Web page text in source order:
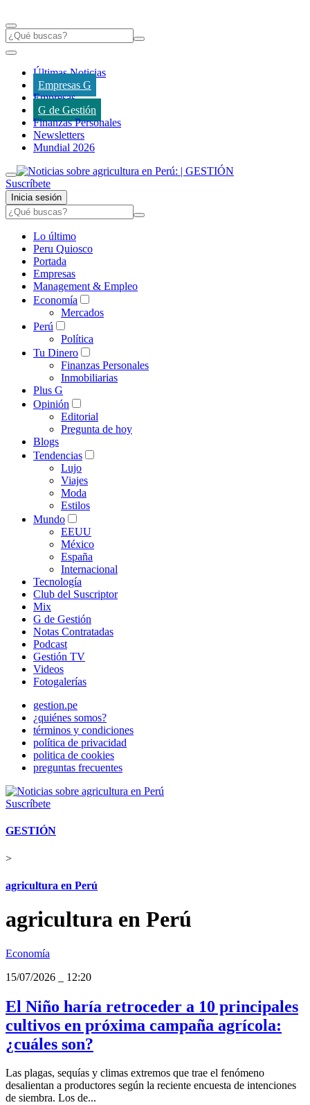
Últimas Noticias
Empresas G
Empresas
G de Gestión
Finanzas Personales
Newsletters
Mundial 2026
Suscríbete
Inicia sesión
Lo último
Peru Quiosco
Portada
Empresas
Management & Empleo
Economía
Mercados
Perú
Política
Tu Dinero
Finanzas Personales
Inmobiliarias
Plus G
Opinión
Editorial
Pregunta de hoy
Blogs
Tendencias
Lujo
Viajes
Moda
Estilos
Mundo
EEUU
México
España
Internacional
Tecnología
Club del Suscriptor
Mix
G de Gestión
Notas Contratadas
Podcast
Gestión TV
Videos
Fotogalerías
gestion.pe
¿quiénes somos?
términos y condiciones
política de privacidad
politica de cookies
preguntas frecuentes
Suscríbete
GESTIÓN
>
agricultura en Perú
agricultura en Perú
Economía
15/07/2026
12:20
El Niño haría retroceder a 10 principales
cultivos en próxima campaña agrícola:
¿cuáles son?
Las plagas, sequías y climas extremos que trae el fenómeno
desalientan a productores según la reciente encuesta de intenciones
de siembra. Los de...